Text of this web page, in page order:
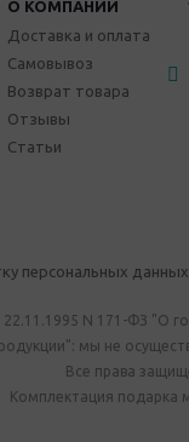
О КОМПАНИИ
Доставка и оплата
Самовывоз
Возврат товара
Отзывы
Статьи
персональных данных
N 171-ФЗ "О
мы не
Все права
Комплектация подарка